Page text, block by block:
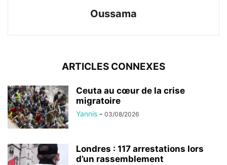
Oussama
ARTICLES CONNEXES
Ceuta au cœur de la crise
migratoire
Yannis - 03/08/2026
Londres : 117 arrestations lors
d’un rassemblement